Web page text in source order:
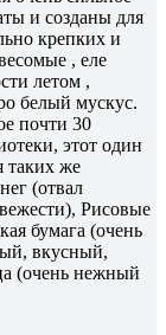
и созданы для
крепких и
, еле
летом ,
белый мускус.
почти 30
этот один
таких же
(отвал
Рисовые
бумага (очень
вкусный,
(очень нежный